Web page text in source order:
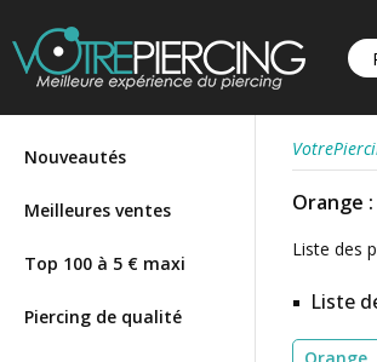
Nouveautés
Meilleures ventes
Top 100 à 5 € maxi
Piercing de qualité
Orange
Liste des
Liste